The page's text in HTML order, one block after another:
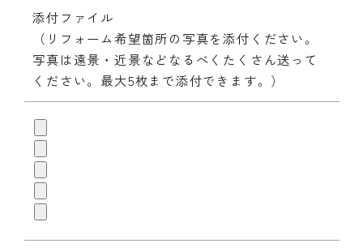
添付ファイル
（リフォーム希望箇所の写真を添付ください。
写真は遠景・近景などなるべくたくさん送って
ください。最大5枚まで添付できます。）